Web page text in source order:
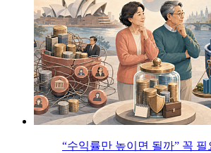
“수익률만 높이면 될까” 꼭